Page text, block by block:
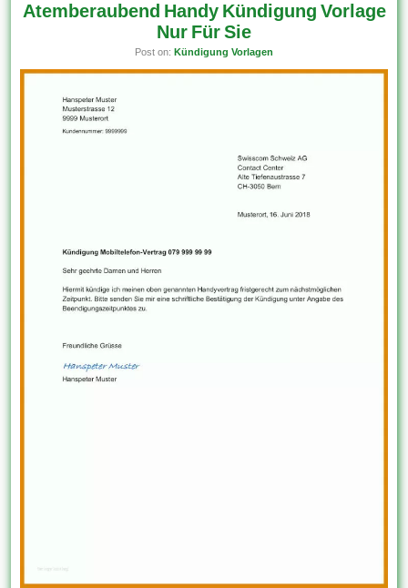
Atemberaubend Handy Kündigung Vorlage
Nur Für Sie
Post on: Kündigung Vorlagen